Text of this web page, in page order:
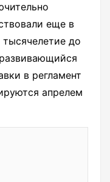
еще в
до
в регламент
апрелем